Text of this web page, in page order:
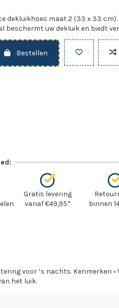
dekluikhoes maat 2 (33 x 33
beschermt uw dekluik en biedt
Bestellen
Gratis levering
vanaf €49,95*
binnen
voor ’s nachts. Kenmerken
het luik.